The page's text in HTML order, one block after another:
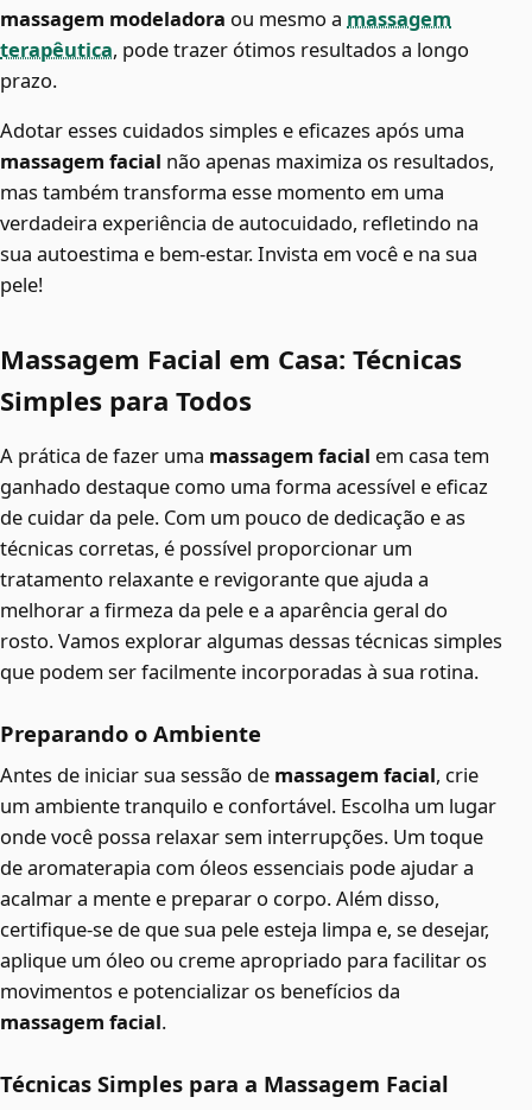
massagem modeladora ou mesmo a massagem
terapêutica, pode trazer ótimos resultados a longo
prazo.
Adotar esses cuidados simples e eficazes após uma
massagem facial não apenas maximiza os resultados,
mas também transforma esse momento em uma
verdadeira experiência de autocuidado, refletindo na
sua autoestima e bem-estar. Invista em você e na sua
pele!
Massagem Facial em Casa: Técnicas
Simples para Todos
A prática de fazer uma massagem facial em casa tem
ganhado destaque como uma forma acessível e eficaz
de cuidar da pele. Com um pouco de dedicação e as
técnicas corretas, é possível proporcionar um
tratamento relaxante e revigorante que ajuda a
melhorar a firmeza da pele e a aparência geral do
rosto. Vamos explorar algumas dessas técnicas simples
que podem ser facilmente incorporadas à sua rotina.
Preparando o Ambiente
Antes de iniciar sua sessão de massagem facial, crie
um ambiente tranquilo e confortável. Escolha um lugar
onde você possa relaxar sem interrupções. Um toque
de aromaterapia com óleos essenciais pode ajudar a
acalmar a mente e preparar o corpo. Além disso,
certifique-se de que sua pele esteja limpa e, se desejar,
aplique um óleo ou creme apropriado para facilitar os
movimentos e potencializar os benefícios da
massagem facial.
Técnicas Simples para a Massagem Facial